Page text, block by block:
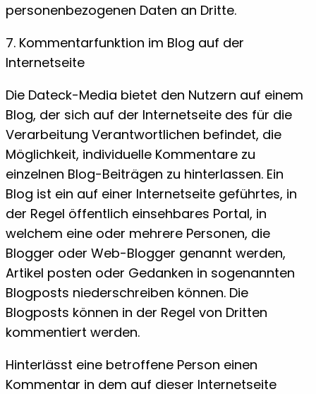
personenbezogenen Daten an Dritte.
7. Kommentarfunktion im Blog auf der
Internetseite
Die Dateck-Media bietet den Nutzern auf einem
Blog, der sich auf der Internetseite des für die
Verarbeitung Verantwortlichen befindet, die
Möglichkeit, individuelle Kommentare zu
einzelnen Blog-Beiträgen zu hinterlassen. Ein
Blog ist ein auf einer Internetseite geführtes, in
der Regel öffentlich einsehbares Portal, in
welchem eine oder mehrere Personen, die
Blogger oder Web-Blogger genannt werden,
Artikel posten oder Gedanken in sogenannten
Blogposts niederschreiben können. Die
Blogposts können in der Regel von Dritten
kommentiert werden.
Hinterlässt eine betroffene Person einen
Kommentar in dem auf dieser Internetseite